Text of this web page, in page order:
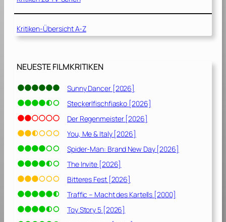
Kritiken-Übersicht A-Z
NEUESTE FILMKRITIKEN
Sunny Dancer [2026]
Steckerlfischfiasko [2026]
Der Regenmeister [2026]
You, Me & Italy [2026]
Spider-Man: Brand New Day [2026]
The Invite [2026]
Bitteres Fest [2026]
Traffic – Macht des Kartells [2000]
Toy Story 5 [2026]